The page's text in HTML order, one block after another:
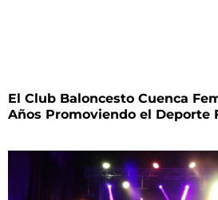
El Club Baloncesto Cuenca
Años Promoviendo el Deporte